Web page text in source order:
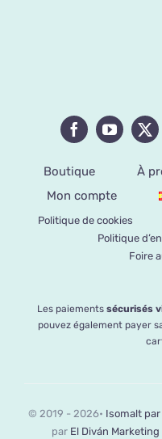
Boutique À
Mon compte
Politique de cookies
Politique
Foire
Les paiementssécurisés
pouvez également payer
© 2019 - 2026• Isomalt
par El Diván